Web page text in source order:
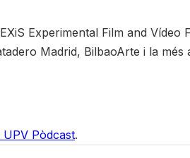
Experimental Film and Vídeo
Madrid, BilbaoArte i la més
UPV Pòdcast.